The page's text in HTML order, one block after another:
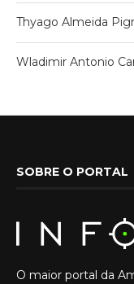
Thyago Almeida
Wladimir Antonio
SOBRE O PORTAL
O maior portal da